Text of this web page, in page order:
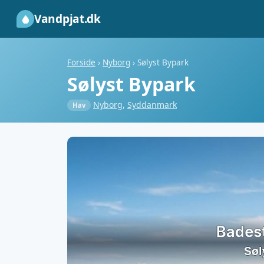
Vandpjat.dk
Forside › Nyborg › Sølyst Bypark
Sølyst Bypark
Hav Nyborg, Syddanmark